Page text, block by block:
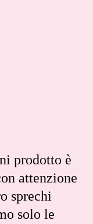
prodotto è
attenzione
sprechi
solo le